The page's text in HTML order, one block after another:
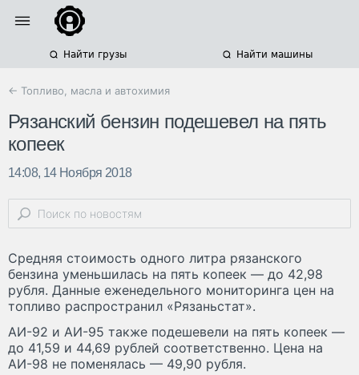
Найти грузы Найти машины
← Топливо, масла и автохимия
Рязанский бензин подешевел на пять
копеек
14:08, 14 Ноября 2018
Средняя стоимость одного литра рязанского
бензина уменьшилась на пять копеек — до 42,98
рубля. Данные еженедельного мониторинга цен на
топливо распространил «Рязаньстат».
АИ-92 и АИ-95 также подешевели на пять копеек —
до 41,59 и 44,69 рублей соответственно. Цена на
АИ-98 не поменялась — 49,90 рубля.